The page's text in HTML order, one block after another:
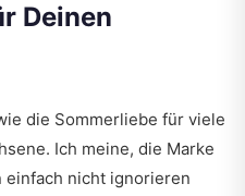
Deinen
die Sommerliebe für viele
Ich meine, die Marke
einfach nicht ignorieren